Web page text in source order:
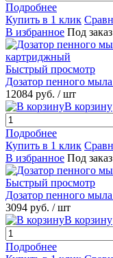
Подробнее
Купить в 1 клик
В избранное Под заказ
Быстрый просмотр
Дозатор пенного
12084 руб. / шт
В корзину
Подробнее
Купить в 1 клик
В избранное Под заказ
Быстрый просмотр
Дозатор пенного
3094 руб. / шт
В корзину
Подробнее